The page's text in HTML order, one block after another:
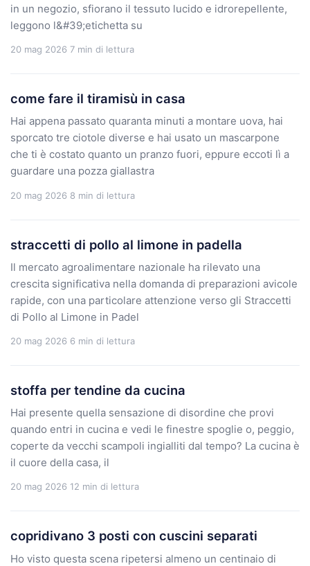
in un negozio, sfiorano il tessuto lucido e idrorepellente,
leggono l&#39;etichetta su
20 mag 2026 7 min di lettura
come fare il tiramisù in casa
Hai appena passato quaranta minuti a montare uova, hai
sporcato tre ciotole diverse e hai usato un mascarpone
che ti è costato quanto un pranzo fuori, eppure eccoti lì a
guardare una pozza giallastra
20 mag 2026 8 min di lettura
straccetti di pollo al limone in padella
Il mercato agroalimentare nazionale ha rilevato una
crescita significativa nella domanda di preparazioni avicole
rapide, con una particolare attenzione verso gli Straccetti
di Pollo al Limone in Padel
20 mag 2026 6 min di lettura
stoffa per tendine da cucina
Hai presente quella sensazione di disordine che provi
quando entri in cucina e vedi le finestre spoglie o, peggio,
coperte da vecchi scampoli ingialliti dal tempo? La cucina è
il cuore della casa, il
20 mag 2026 12 min di lettura
copridivano 3 posti con cuscini separati
Ho visto questa scena ripetersi almeno un centinaio di